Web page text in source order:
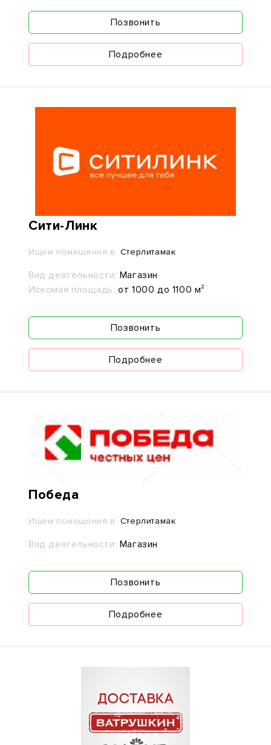
Позвонить
Подробнее
Сити-Линк
Ищем помещения в: Стерлитамак
Вид деятельности: Магазин
Искомая площадь: от 1000 до 1100 м²
Позвонить
Подробнее
Победа
Ищем помещения в: Стерлитамак
Вид деятельности: Магазин
Позвонить
Подробнее